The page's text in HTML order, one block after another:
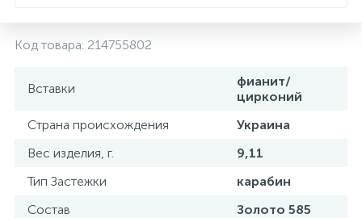
Код товара: 214755802
Вставки
фианит/
цирконий
Страна происхождения
Украина
Вес изделия, г.
9,11
Тип Застежки
карабин
Состав
Золото 585